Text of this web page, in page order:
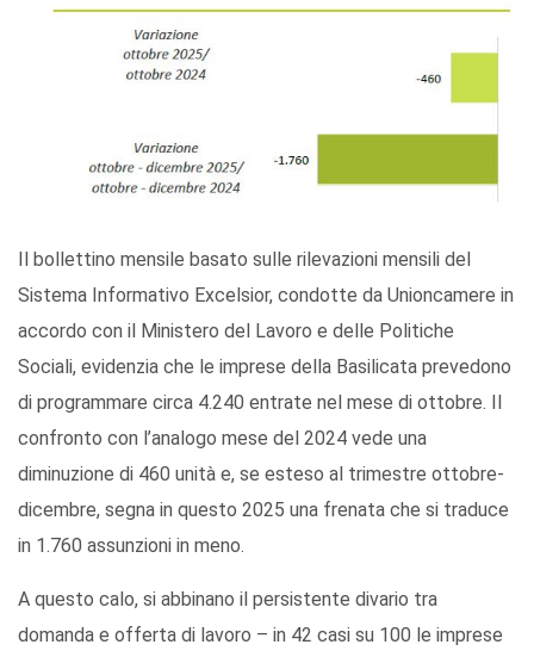
Il bollettino mensile basato sulle rilevazioni mensili del
Sistema Informativo Excelsior, condotte da Unioncamere in
accordo con il Ministero del Lavoro e delle Politiche
Sociali, evidenzia che le imprese della Basilicata prevedono
di programmare circa 4.240 entrate nel mese di ottobre. Il
confronto con l’analogo mese del 2024 vede una
diminuzione di 460 unità e, se esteso al trimestre ottobre-
dicembre, segna in questo 2025 una frenata che si traduce
in 1.760 assunzioni in meno.
A questo calo, si abbinano il persistente divario tra
domanda e offerta di lavoro – in 42 casi su 100 le imprese